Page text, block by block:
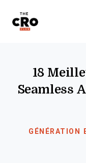
GÉNÉRATION
18
Seamless